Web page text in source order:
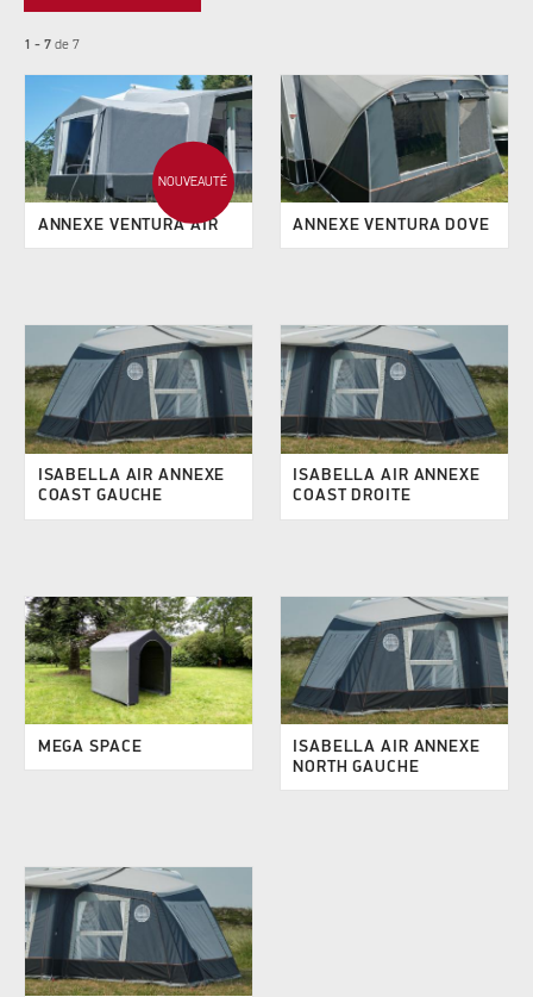
1 - 7de 7
NOUVEAUTÉ
ANNEXE VENTURA AIR ANNEXE VENTURA DOVE
ISABELLA AIR ANNEXE
COAST GAUCHE
ISABELLA AIR ANNEXE
COAST DROITE
MEGA SPACE
ISABELLA AIR ANNEXE
NORTH GAUCHE